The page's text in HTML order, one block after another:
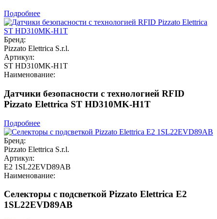
Подробнее
Бренд:
Pizzato Elettrica S.r.l.
Артикул:
ST HD310MK-H1T
Наименование:
Датчики безопасности с технологией RFID
Pizzato Elettrica ST HD310MK-H1T
Подробнее
Бренд:
Pizzato Elettrica S.r.l.
Артикул:
E2 1SL22EVD89AB
Наименование:
Селекторы с подсветкой Pizzato Elettrica E2
1SL22EVD89AB